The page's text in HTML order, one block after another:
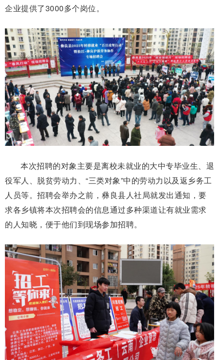
企业提供了3000多个岗位。
本次招聘的对象主要是离校未就业的大中专毕业生、退
役军人、脱贫劳动力、“三类对象”中的劳动力以及返乡务工
人员等。招聘会举办之前，彝良县人社局就发出通知，要
求各乡镇将本次招聘会的信息通过多种渠道让有就业需求
的人知晓，便于他们到现场参加招聘。